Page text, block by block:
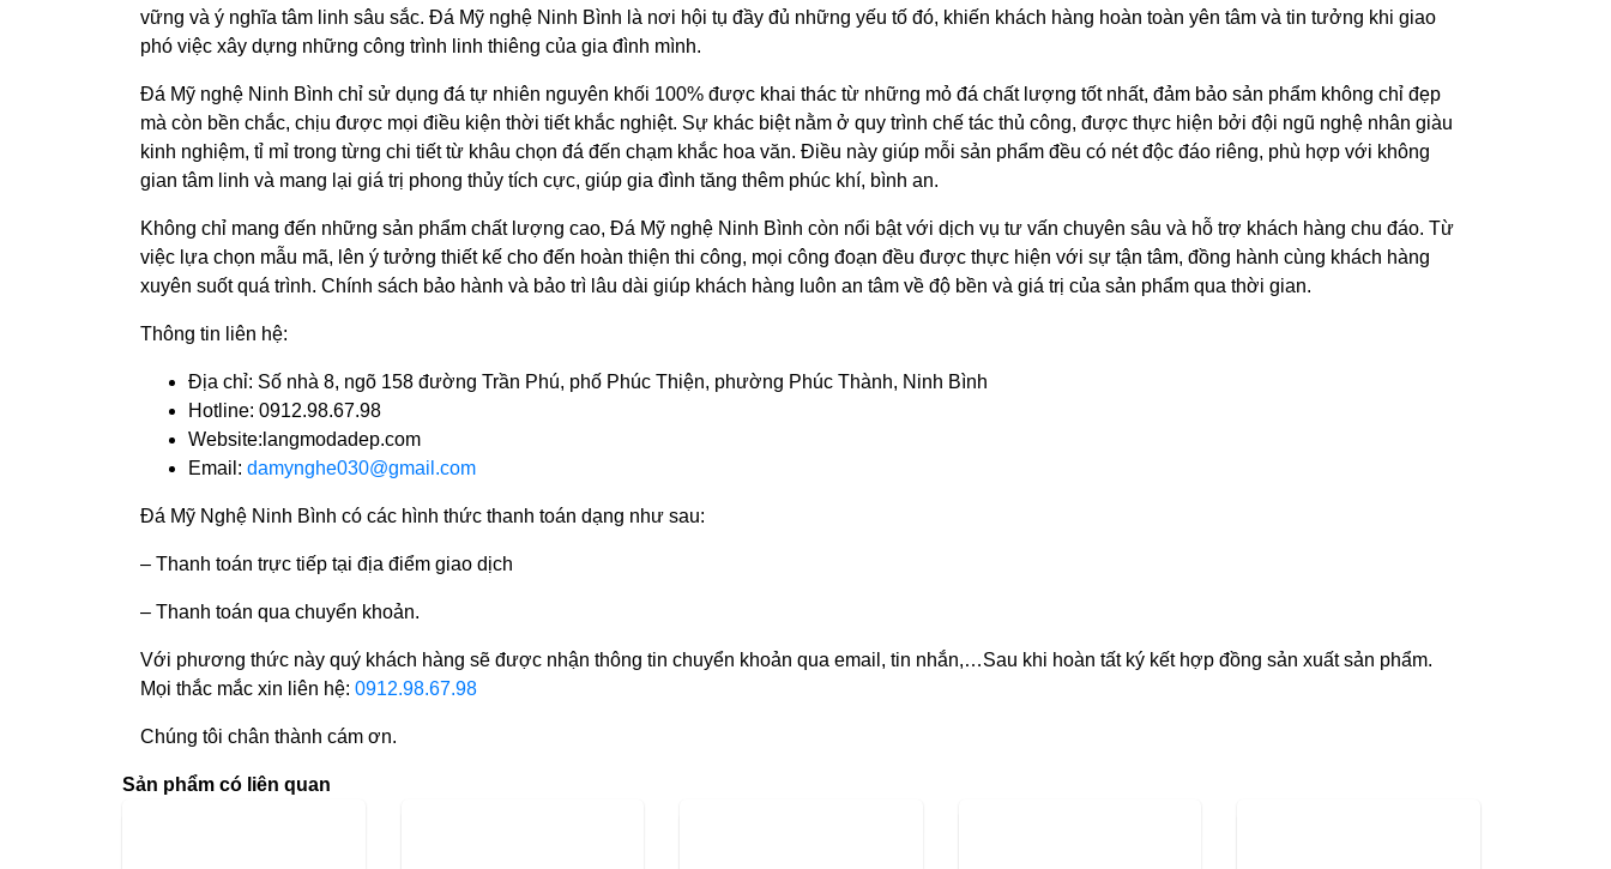
vững và ý nghĩa tâm linh sâu sắc. Đá Mỹ nghệ Ninh Bình là nơi hội tụ đầy đủ những yếu tố đó, khiến khách hàng hoàn toàn yên tâm và tin tưởng khi giao
phó việc xây dựng những công trình linh thiêng của gia đình mình.
Đá Mỹ nghệ Ninh Bình chỉ sử dụng đá tự nhiên nguyên khối 100% được khai thác từ những mỏ đá chất lượng tốt nhất, đảm bảo sản phẩm không chỉ đẹp
mà còn bền chắc, chịu được mọi điều kiện thời tiết khắc nghiệt. Sự khác biệt nằm ở quy trình chế tác thủ công, được thực hiện bởi đội ngũ nghệ nhân giàu
kinh nghiệm, tỉ mỉ trong từng chi tiết từ khâu chọn đá đến chạm khắc hoa văn. Điều này giúp mỗi sản phẩm đều có nét độc đáo riêng, phù hợp với không
gian tâm linh và mang lại giá trị phong thủy tích cực, giúp gia đình tăng thêm phúc khí, bình an.
Không chỉ mang đến những sản phẩm chất lượng cao, Đá Mỹ nghệ Ninh Bình còn nổi bật với dịch vụ tư vấn chuyên sâu và hỗ trợ khách hàng chu đáo. Từ
việc lựa chọn mẫu mã, lên ý tưởng thiết kế cho đến hoàn thiện thi công, mọi công đoạn đều được thực hiện với sự tận tâm, đồng hành cùng khách hàng
xuyên suốt quá trình. Chính sách bảo hành và bảo trì lâu dài giúp khách hàng luôn an tâm về độ bền và giá trị của sản phẩm qua thời gian.
Thông tin liên hệ:
Địa chỉ: Số nhà 8, ngõ 158 đường Trần Phú, phố Phúc Thiện, phường Phúc Thành, Ninh Bình
Hotline: 0912.98.67.98
Website:langmodadep.com
Email: damynghe030@gmail.com
Đá Mỹ Nghệ Ninh Bình có các hình thức thanh toán dạng như sau:
– Thanh toán trực tiếp tại địa điểm giao dịch
– Thanh toán qua chuyển khoản.
Với phương thức này quý khách hàng sẽ được nhận thông tin chuyển khoản qua email, tin nhắn,…Sau khi hoàn tất ký kết hợp đồng sản xuất sản phẩm.
Mọi thắc mắc xin liên hệ: 0912.98.67.98
Chúng tôi chân thành cám ơn.
Sản phẩm có liên quan